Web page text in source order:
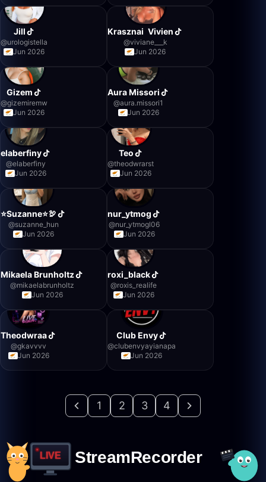
Jill
@urologistella
Jun 2026
Krasznai Vivien
@viviane___k
Jun 2026
Gizem
@gizemiremw
Jun 2026
Aura Missori
@aura.missori1
Jun 2026
elaberfiny
@elaberfiny
Jun 2026
Teo
@theodwrarst
Jun 2026
⭐️Suzanne⭐️🦃
@suzanne_hun
Jun 2026
nur_ytmog
@nur_ytmogl06
Jun 2026
Mikaela Brunholtz
@mikaelabrunholtz
Jun 2026
roxi_black
@roxis_realife
Jun 2026
Theodwraa
@gkavvvv
Jun 2026
Club Envy
@clubenvyayianapa
Jun 2026
1 2 3 4